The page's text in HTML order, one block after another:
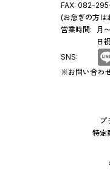
FAX: 082-
(お急ぎの方は
営業時間:
月
日
SNS:
※お問い合わ
プ
特定